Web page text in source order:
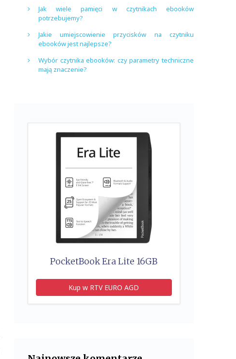
Jak wiele pamięci w czytnikach ebooków
potrzebujemy?
Jakie umiejscowienie przycisków na czytniku
ebooków jest najlepsze?
Wybór czytnika ebooków: czy parametry techniczne
mają znaczenie?
PocketBook Era Lite 16GB
Kup w RTV EURO AGD